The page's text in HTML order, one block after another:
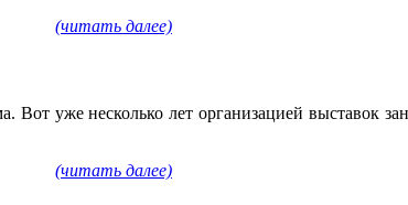
(читать далее)
Вот уже несколько лет организацией
(читать далее)